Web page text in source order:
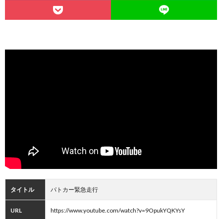
タイトル パトカー緊急走行
URL https://www.youtube.com/watch?v=9OpukYQKYsY